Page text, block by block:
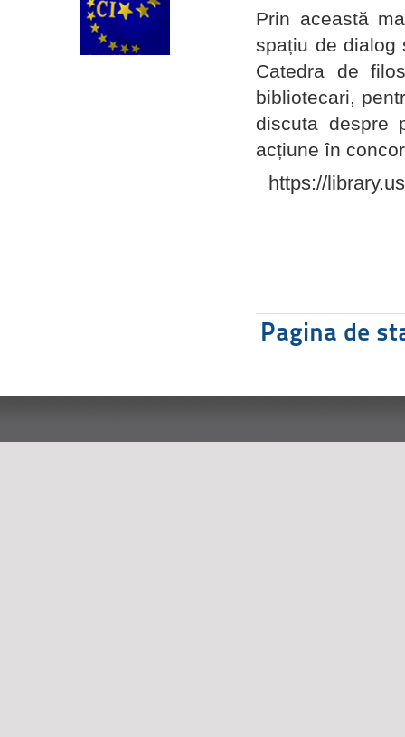
Prin această
spațiu de dialog
Catedra de
bibliotecari,
discuta despre
acțiune în
https://
Pagina de